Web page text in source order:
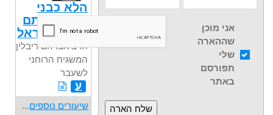
אני מוכן
שההארה
שלי
תפורסם
באתר
הלא כבני
כושיים אתם
לי בני ישראל
הרב אברהם ריבלין,
המשגיח הרוחני
לשעבר
ע
שיעורים נוספים...